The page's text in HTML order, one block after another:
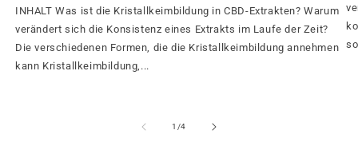
INHALT Was ist die Kristallkeimbildung in CBD-Extrakten? Warum
verändert sich die Konsistenz eines Extrakts im Laufe der Zeit?
Die verschiedenen Formen, die die Kristallkeimbildung annehmen
kann Kristallkeimbildung,...
1 /von
4